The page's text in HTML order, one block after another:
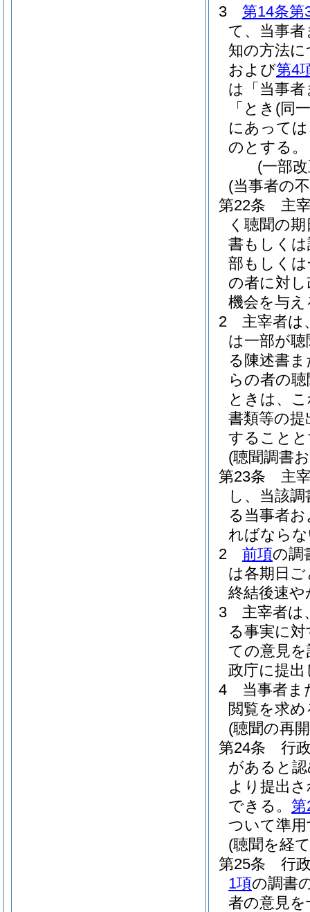
3
第14条第
て、当事
知の方法
および第4
は「当事
「とき (同
にあって
のとする。
(一部
(当事者の
第22条
主
く聴聞の
書もしく
部もしく
の者に対
機会を与
2
主宰者は
は一部が
る陳述書
らの者の
ときは、
書類等の
すること
(聴聞調書
第23条
主
し、当該
る当事者
ればなら
2
前項の調
は各期日
終結後速
3
主宰者は
る事実に
ての意見
政庁に提
4
当事者ま
閲覧を求
(聴聞の再
第24条
行
があると
より提出
できる。 第
ついて準
(聴聞を経
第25条
行
1項の調書
者の意見